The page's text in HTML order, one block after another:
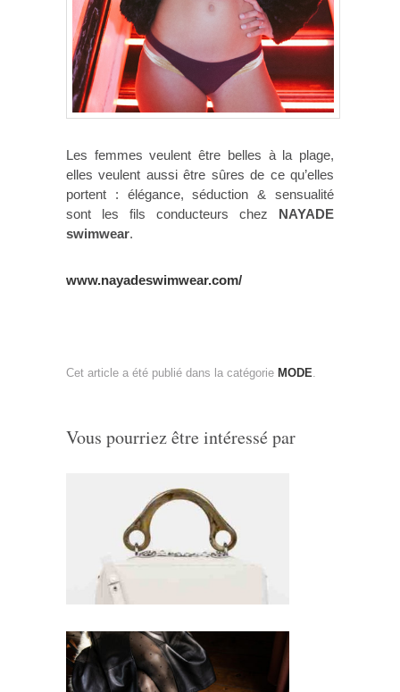
Les femmes veulent être belles à la plage,
elles veulent aussi être sûres de ce qu’elles
portent : élégance, séduction & sensualité
sont les fils conducteurs chez NAYADE
swimwear.
www.nayadeswimwear.com/
Cet article a été publié dans la catégorie MODE
Vous pourriez être intéressé par